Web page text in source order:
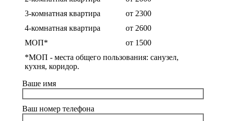
3-комнатная квартира
от 2300
4-комнатная квартира
от 2600
МОП*
от 1500
*МОП - места общего пользования: санузел,
кухня, коридор.
Ваше имя
Ваш номер телефона